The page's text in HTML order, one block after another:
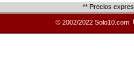
** Precios
© 2002/2022 Solo10.com